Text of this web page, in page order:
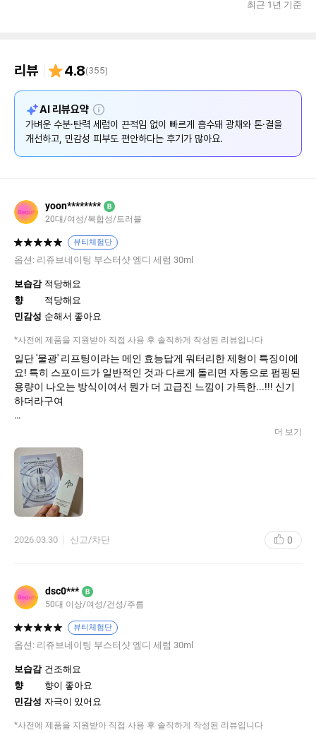
최근 1년 기준
리뷰 4.8(355)
AI 리뷰요약 설
명
가벼운 수분·탄력 세럼이 끈적임 없이 빠르게 흡수돼 광채와 톤·결을
개선하고, 민감성 피부도 편안하다는 후기가 많아요.
yoon******** B
20대/여성/복합성/트러블
뷰티체험단
옵션: 리쥬브네이팅 부스터샷 엠디 세럼 30ml
보습감 적당해요
향
적당해요
민감성 순해서 좋아요
*사전에 제품을 지원받아 직접 사용 후 솔직하게 작성된 리뷰입니다
일단 '물광' 리프팅이라는 메인 효능답게 워터리한 제형이 특징이에
요! 특히 스포이드가 일반적인 것과 다르게 돌리면 자동으로 펌핑된
용량이 나오는 방식이여서 뭔가 더 고급진 느낌이 가득한...!!! 신기
하더라구여
워터리한 제형감이지만 마무리감은 쫀득하게 남는 느낌이 있기 때
있을 것 같아여! 근데 저는 쫜득한 마무리감이 오히려 화장할 때 피
부표현을 더 예쁘게 해주는 효과가 있기도 해서 좋더라구요!! 그래
서 물광인가:D 얇게 여러번 레이어링 해 주면 더 좋은 것 같아욤
약간 저렴이 버전으론 마ㅁㄷ 로즈 리퀴드? 워터리하지만 쫀득한
전 물보다는 조금 더 점성이 있는 편이라는 점. 워터리 세럼 그 자체
그리고 제품력에서는 당연히 비싼 값 하는 것 같아요ㅠ 성분이 좋아
서 그런가 트러블도 안나고 순하게 올라가는 것 같은!! 계속 쓰다보
면 리프팅 효과도 볼 수 있겠죠..? 요즘 주름이랑 탄력이 또 고민인
데 효과가 좋았으면 좋겠네요ㅎㅎ 한달 리뷰로 돌아오겠습니당
랜드였는데 체험단 당첨돼서 너무 기뻤습니다ㅠㅠㅠ 거기에 본품
용량 주는 클라스...
들어간 기능성 제품이라는 점에서 여유 있으시면 한번 써보시는 것
더 보기
2026.03.30 신고/차단 0
dsc0*** B
50대 이상/여성/건성/주름
뷰티체험단
옵션: 리쥬브네이팅 부스터샷 엠디 세럼 30ml
보습감 건조해요
향
향이 좋아요
민감성 자극이 있어요
*사전에 제품을 지원받아 직접 사용 후 솔직하게 작성된 리뷰입니다